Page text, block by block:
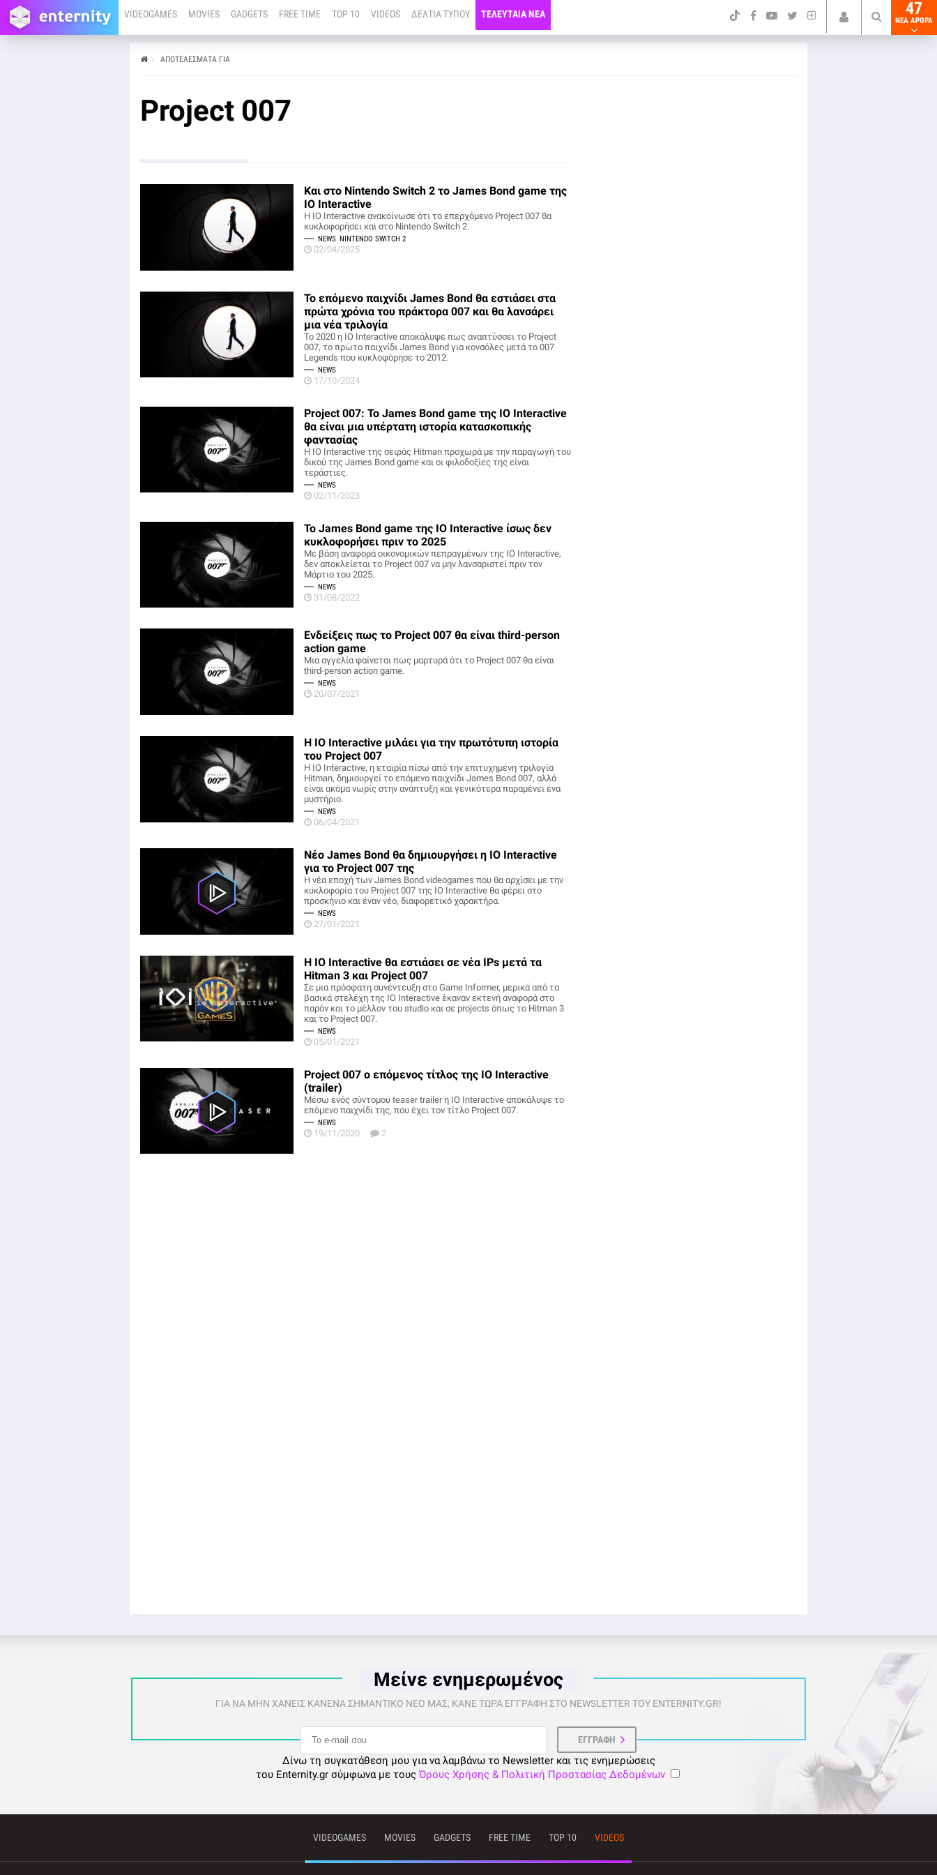
VIDEOGAMES MOVIES GADGETS FREE TIME TOP 10 VIDEOS ΔΕΛΤΙΑ ΤΥΠΟΥ ΤΕΛΕΥΤΑΙΑ ΝΕΑ 47
NEA ΑΡΘΡΑ
ΑΠΟΤΕΛΕΣΜΑΤΑ ΓΙΑ
Project 007
Και στο Nintendo Switch 2 το James Bond game της
IO Interactive
Η IO Interactive ανακοίνωσε ότι το επερχόμενο Project 007 θα
κυκλοφορήσει και στο Nintendo Switch 2.
NEWS NINTENDO SWITCH 2
02/04/2025
Το επόμενο παιχνίδι James Bond θα εστιάσει στα
πρώτα χρόνια του πράκτορα 007 και θα λανσάρει
μια νέα τριλογία
To 2020 η IO Interactive αποκάλυψε πως αναπτύσσει το Project
007, το πρώτο παιχνίδι James Bond για κονσόλες μετά το 007
Legends που κυκλοφόρησε το 2012.
NEWS
17/10/2024
Project 007: Το James Bond game της IO Interactive
θα είναι μια υπέρτατη ιστορία κατασκοπικής
φαντασίας
Η IO Interactive της σειράς Hitman προχωρά με την παραγωγή του
δικού της James Bond game και οι φιλοδοξίες της είναι
τεράστιες.
NEWS
02/11/2023
Το James Bond game της IO Interactive ίσως δεν
κυκλοφορήσει πριν το 2025
Με βάση αναφορά οικονομικών πεπραγμένων της IO Interactive,
δεν αποκλείεται το Project 007 να μην λανσαριστεί πριν τον
Μάρτιο του 2025.
NEWS
31/08/2022
Ενδείξεις πως το Project 007 θα είναι third-person
action game
Μια αγγελία φαίνεται πως μαρτυρά ότι το Project 007 θα είναι
third-person action game.
NEWS
20/07/2021
Η IO Interactive μιλάει για την πρωτότυπη ιστορία
του Project 007
Η ΙΟ Interactive, η εταιρία πίσω από την επιτυχημένη τριλογία
Hitman, δημιουργεί το επόμενο παιχνίδι James Bond 007, αλλά
είναι ακόμα νωρίς στην ανάπτυξη και γενικότερα παραμένει ένα
μυστήριο.
NEWS
06/04/2021
Νέο James Bond θα δημιουργήσει η IO Interactive
για το Project 007 της
Η νέα εποχή των James Bond videogames που θα αρχίσει με την
κυκλοφορία του Project 007 της IO Interactive θα φέρει στο
προσκήνιο και έναν νέο, διαφορετικό χαρακτήρα.
NEWS
27/01/2021
H ΙΟ Interactive θα εστιάσει σε νέα IPs μετά τα
Hitman 3 και Project 007
Σε μια πρόσφατη συνέντευξη στο Game Informer, μερικά από τα
βασικά στελέχη της IO Interactive έκαναν εκτενή αναφορά στο
παρόν και το μέλλον του studio και σε projects όπως το Hitman 3
και το Project 007.
NEWS
05/01/2021
Project 007 ο επόμενος τίτλος της IO Interactive
(trailer)
Μέσω ενός σύντομου teaser trailer η IO Interactive αποκάλυψε το
επόμενο παιχνίδι της, που έχει τον τίτλο Project 007.
NEWS
19/11/2020 2
Μείνε ενημερωμένος
ΓΙΑ ΝΑ ΜΗΝ ΧΑΝΕΙΣ ΚΑΝΕΝΑ ΣΗΜΑΝΤΙΚΟ ΝΕΟ ΜΑΣ, ΚΑΝΕ ΤΩΡΑ ΕΓΓΡΑΦΗ ΣΤΟ NEWSLETTER ΤΟΥ ENTERNITY.GR!
Δίνω τη συγκατάθεση μου για να λαμβάνω το Newsletter και τις ενημερώσεις
του Enternity.gr σύμφωνα με τους Όρους Χρήσης & Πολιτική Προστασίας Δεδομένων
VIDEOGAMES MOVIES GADGETS FREE TIME TOP 10 VIDEOS